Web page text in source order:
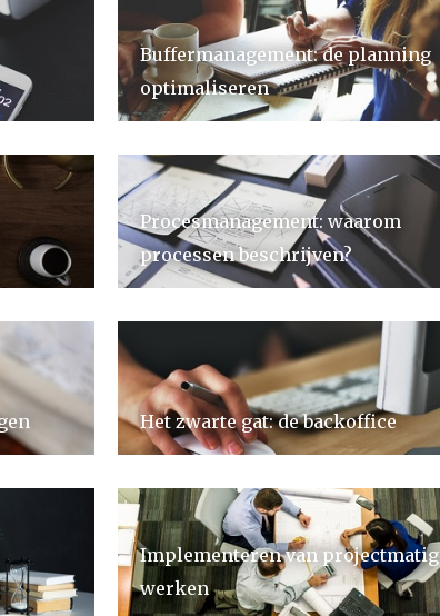
Buffermanagement: de planning
optimaliseren
Procesmanagement: waarom
processen beschrijven?
Het zwarte gat: de backoffice
Implementeren van projectmatig
werken